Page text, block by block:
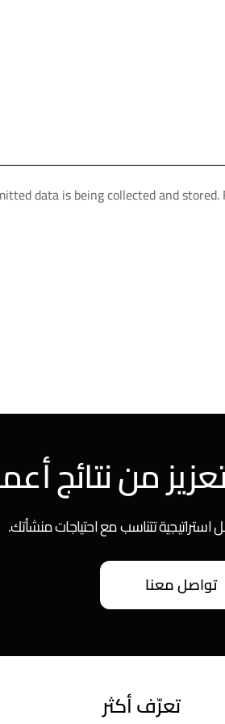
data is being collected and
من نتائج
تتناسب مع احتياجات منشأتك.
تواصل معنا
تعرّف أكثر